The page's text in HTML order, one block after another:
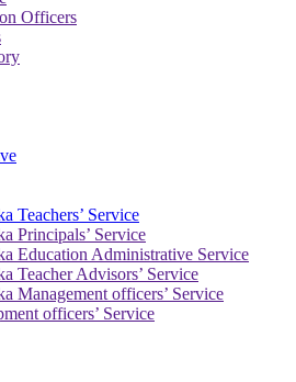
Officers
Teachers’ Service
Principals’ Service
Education Administrative Service
Teacher Advisors’ Service
Management officers’ Service
officers’ Service